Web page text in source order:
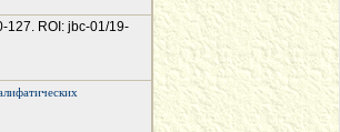
ROI: jbc-01/19-